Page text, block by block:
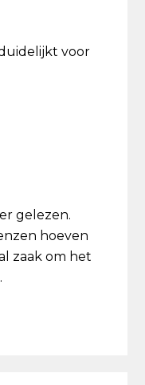
voor
gelezen.
hoeven
zaak om het